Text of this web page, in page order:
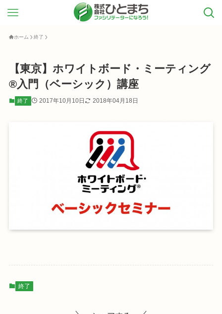
ホーム 終了
【東京】ホワイトボード・ミーティング
®入門（ベーシック）講座
終了 2017年10月10日 2018年04月18日
終了